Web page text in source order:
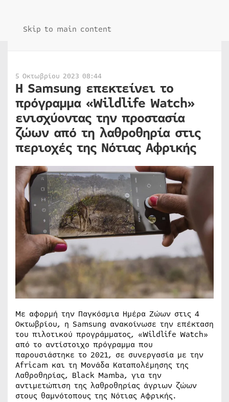
Skip to main content
5 Οκτωβρίου 2023 08:44
Η Samsung επεκτείνει το
πρόγραμμα «Wildlife Watch»
ενισχύοντας την προστασία
ζώων από τη λαθροθηρία στις
περιοχές της Νότιας Αφρικής
Με αφορμή την Παγκόσμια Ημέρα Ζώων στις 4
Οκτωβρίου, η Samsung ανακοίνωσε την επέκταση
του πιλοτικού προγράμματος, «Wildlife Watch»
από το αντίστοιχο πρόγραμμα που
παρουσιάστηκε το 2021, σε συνεργασία με την
Africam και τη Μονάδα Καταπολέμησης της
Λαθροθηρίας, Black Mamba, για την
αντιμετώπιση της λαθροθηρίας άγριων ζώων
στους θαμνότοπους της Νότιας Αφρικής.